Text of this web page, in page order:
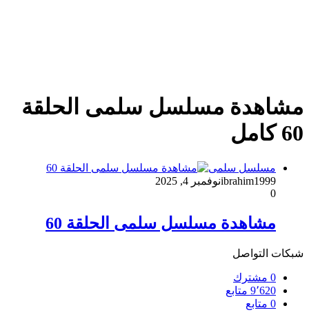
مشاهدة مسلسل سلمى الحلقة
60 كامل
مسلسل سلمى
ibrahim1999نوفمبر 4, 2025
0
مشاهدة مسلسل سلمى الحلقة 60
شبكات التواصل
0 مشترك
9٬620 متابع
0 متابع